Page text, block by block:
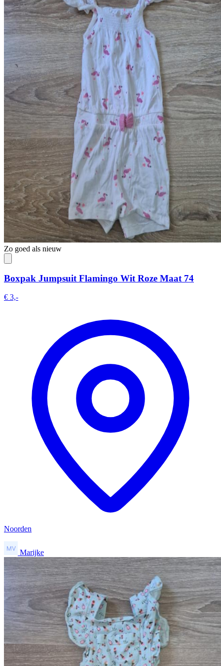
Zo goed als nieuw
Boxpak Jumpsuit Flamingo Wit Roze Maat 74
€ 3,-
Noorden
Marijke